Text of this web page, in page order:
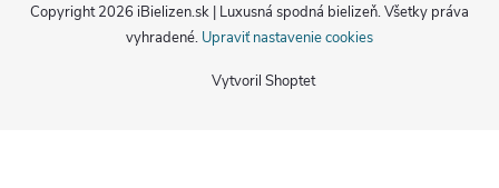
Vytvoril Shoptet
Copyright 2026 iBielizen.sk | Luxusná spodná bielizeň. Všetky práva
vyhradené. Upraviť nastavenie cookies